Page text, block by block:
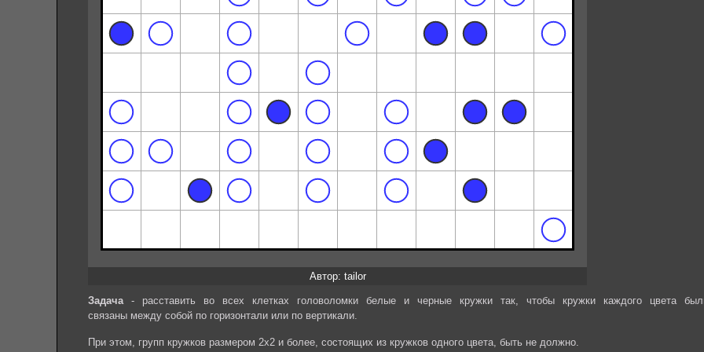
Автор: tailor
Задача - расставить во всех клетках головоломки белые и черные кружки так, чтобы кружки каждого цвета
связаны между собой по горизонтали или по вертикали.
При этом, групп кружков размером 2х2 и более, состоящих из кружков одного цвета, быть не должно.